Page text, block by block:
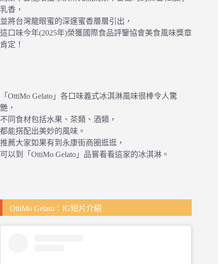
乳香，
並將台灣龍眼蜜的深邃蜜香層層引出，
這口味今年(2025年)榮獲國際食品評鑒協會美食風味獎章
肯定！
「OttiMo Gelato」各口味義式冰淇淋風味很棒令人驚
艷，
不同食材包括水果、茶類、酒類，
都能搭配出美妙的風味。
推薦大家如果有到永康街商圈逛逛，
可以到「OttiMo Gelato」品嘗看看這家的冰淇淋。
OttiMo Gelato：IG短片介紹